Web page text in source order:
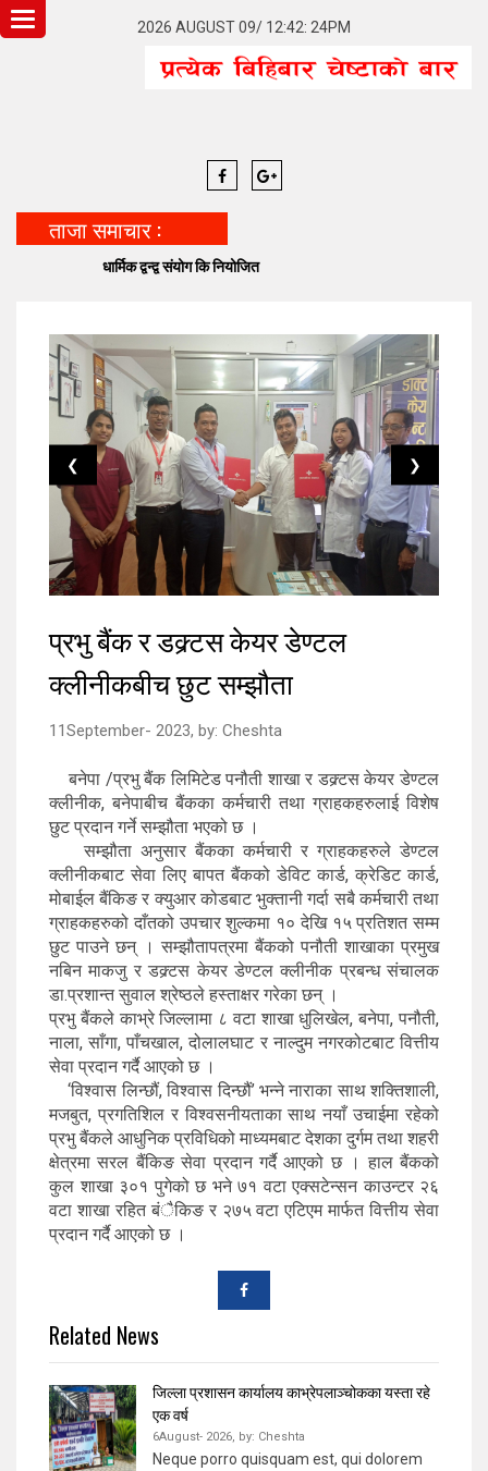
2026 AUGUST 09/ 12:42: 24PM
Toggle
navigation
ताजा समाचार :
धार्मिक द्वन्द्व संयोग कि नियोजित
❮ ❯
प्रभु बैंक र डक्र्टस केयर डेण्टल
क्लीनीकबीच छुट सम्झौता
11September- 2023, by: Cheshta
बनेपा /प्रभु बैंक लिमिटेड पनौती शाखा र डक्र्टस केयर डेण्टल
क्लीनीक, बनेपाबीच बैंकका कर्मचारी तथा ग्राहकहरुलाई विशेष
छुट प्रदान गर्ने सम्झौता भएको छ ।
सम्झौता अनुसार बैंकका कर्मचारी र ग्राहकहरुले डेण्टल
क्लीनीकबाट सेवा लिए बापत बैंकको डेविट कार्ड, क्रेडिट कार्ड,
मोबाईल बैंकिङ र क्युआर कोडबाट भुक्तानी गर्दा सबै कर्मचारी तथा
ग्राहकहरुको दाँतको उपचार शुल्कमा १० देखि १५ प्रतिशत सम्म
छुट पाउने छन् । सम्झौतापत्रमा बैंकको पनौती शाखाका प्रमुख
नबिन माकजु र डक्र्टस केयर डेण्टल क्लीनीक प्रबन्ध संचालक
डा.प्रशान्त सुवाल श्रेष्ठले हस्ताक्षर गरेका छन् ।
प्रभु बैंकले काभ्रे जिल्लामा ८ वटा शाखा धुलिखेल, बनेपा, पनौती,
नाला, साँगा, पाँचखाल, दोलालघाट र नाल्दुम नगरकोटबाट वित्तीय
सेवा प्रदान गर्दै आएको छ ।
‘विश्वास लिन्छौं, विश्वास दिन्छौं’ भन्ने नाराका साथ शक्तिशाली,
मजबुत, प्रगतिशिल र विश्वसनीयताका साथ नयाँ उचाईमा रहेको
प्रभु बैंकले आधुनिक प्रविधिको माध्यमबाट देशका दुर्गम तथा शहरी
क्षेत्रमा सरल बैंकिङ सेवा प्रदान गर्दै आएको छ । हाल बैंकको
कुल शाखा ३०१ पुगेको छ भने ७१ वटा एक्सटेन्सन काउन्टर २६
वटा शाखा रहित बंैकिङ र २७५ वटा एटिएम मार्फत वित्तीय सेवा
प्रदान गर्दै आएको छ ।
Related News
जिल्ला प्रशासन कार्यालय काभ्रेपलाञ्चोकका यस्ता रहे
एक वर्ष
6August- 2026, by: Cheshta
Neque porro quisquam est, qui dolorem